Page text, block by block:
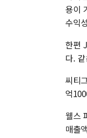
용이
수익
한편
다.
씨티
억
웰스
매출